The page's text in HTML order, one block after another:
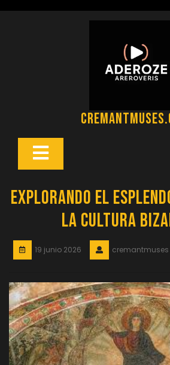
Botón
Explorando el
la Cultura
19 junio 2026 cremantmuses